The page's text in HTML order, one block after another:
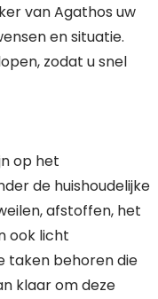
van Agathos uw
en situatie.
zodat u snel
op het
de huishoudelijke
afstoffen, het
ook licht
taken behoren die
klaar om deze